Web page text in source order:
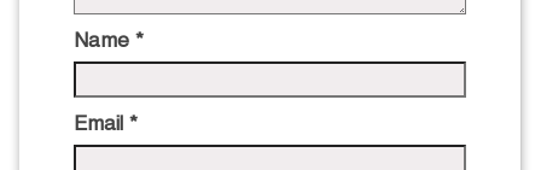
Name *
Email *